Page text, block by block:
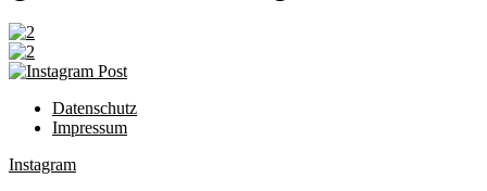
Datenschutz
Impressum
Instagram